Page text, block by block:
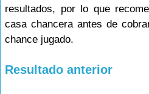
resultados, por lo que
casa chancera antes de
chance jugado.
Resultado anterior